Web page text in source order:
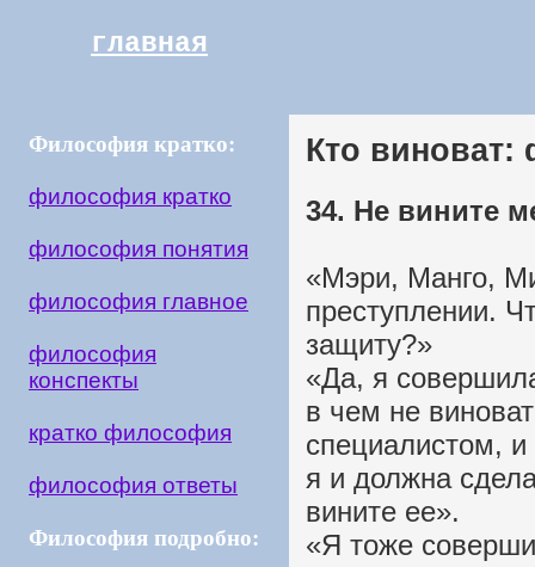
главная
Философия кратко:
философия кратко
философия понятия
философия главное
философия
конспекты
кратко философия
философия ответы
Философия подробно:
Кто
34. Не вините
«Мэри, Манго,
преступлении.
защиту?»
«Да, я
в чем не
специалистом,
я и должна
вините ее».
«Я тоже